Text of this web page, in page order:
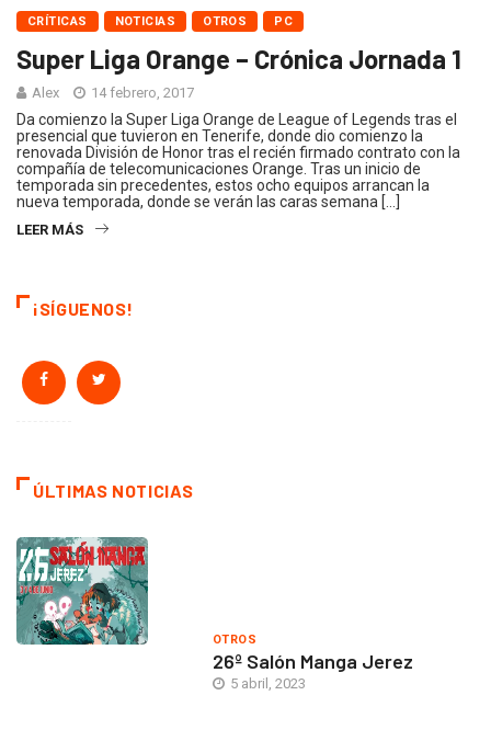
CRÍTICAS NOTICIAS OTROS PC
Super Liga Orange – Crónica Jornada 1
Alex 14 febrero, 2017
Da comienzo la Super Liga Orange de League of Legends tras el
presencial que tuvieron en Tenerife, donde dio comienzo la
renovada División de Honor tras el recién firmado contrato con la
compañía de telecomunicaciones Orange. Tras un inicio de
temporada sin precedentes, estos ocho equipos arrancan la
nueva temporada, donde se verán las caras semana […]
LEER MÁS
¡SÍGUENOS!
ÚLTIMAS NOTICIAS
OTROS
26º Salón Manga Jerez
5 abril, 2023